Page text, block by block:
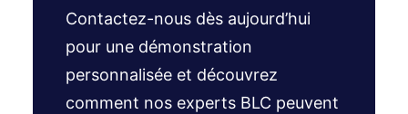
Contactez-nous dès aujourd’hui
pour une démonstration
personnalisée et découvrez
comment nos experts BLC peuvent